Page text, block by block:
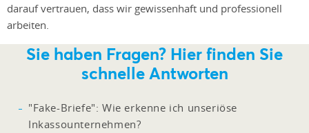
darauf vertrauen, dass wir gewissenhaft und professionell
arbeiten.
Sie haben Fragen? Hier finden Sie
schnelle Antworten
"Fake-Briefe": Wie erkenne ich unseriöse
Inkassounternehmen?